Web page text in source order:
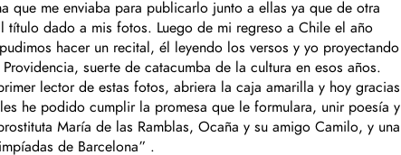
que me enviaba para publicarlo junto a ellas ya que de otra
título dado a mis fotos. Luego de mi regreso a Chile el año
hacer un recital, él leyendo los versos y yo proyectando
suerte de catacumba de la cultura en esos años.
lector de estas fotos, abriera la caja amarilla y hoy gracias
he podido cumplir la promesa que le formulara, unir poesía y
María de las Ramblas, Ocaña y su amigo Camilo, y una
de Barcelona” .